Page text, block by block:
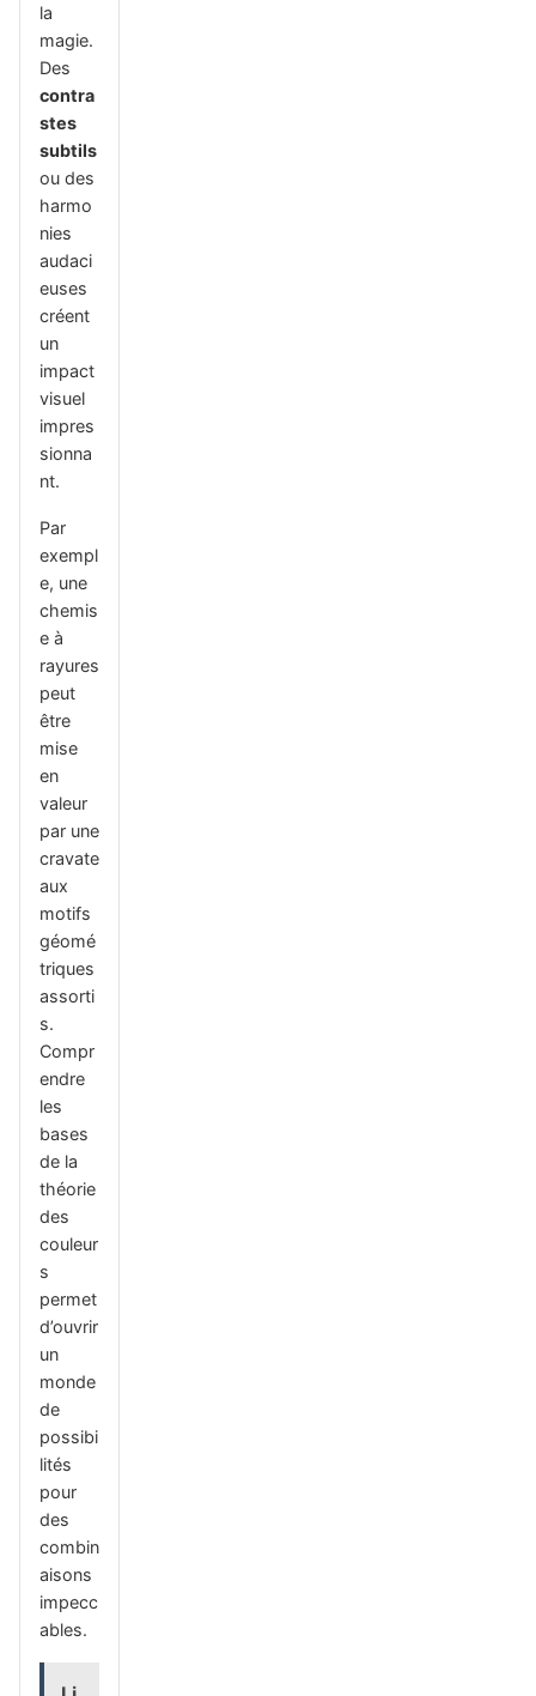
la
magie.
Des
contra
stes
subtils
ou des
harmo
nies
audaci
euses
créent
un
impact
visuel
impres
sionna
nt.
Par
exempl
e, une
chemis
e à
rayures
peut
être
mise
en
valeur
par une
cravate
aux
motifs
géomé
triques
assorti
s.
Compr
endre
les
bases
de la
théorie
des
couleur
s
permet
d’ouvrir
un
monde
de
possibi
lités
pour
des
combin
aisons
impecc
ables.